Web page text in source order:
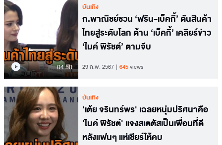
04.50
บันเทิง
ก.พาณิชย์ชวน ‘ฟรีน-เบ็คกี้’ ดันสินค้า
ไทยสู่ระดับโลก ด้าน ‘เบ็คกี้’ เคลียร์ข่าว
‘ไมค์ พิรัชต์’ ตามจีบ
29 ก.พ. 2567 645views
บันเทิง
'เต้ย จรินทร์พร' เฉลยหนุ่มปริศนาคือ
'ไมค์ พิรัชต์' แจงสเตตัสเป็นเพื่อนที่ดี
หลังแฟนๆ แห่เชียร์ให้คบ